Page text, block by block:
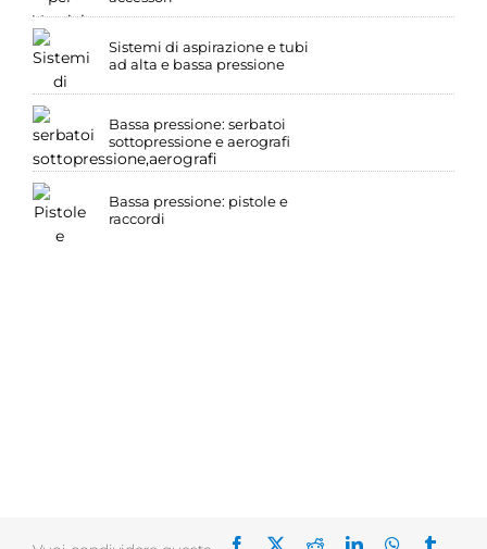
Sistemi di aspirazione e tubi
ad alta e bassa pressione
Bassa pressione: serbatoi
sottopressione e aerografi
Bassa pressione: pistole e
raccordi